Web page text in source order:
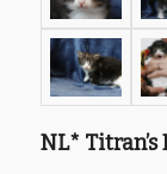
NL* Titran’s